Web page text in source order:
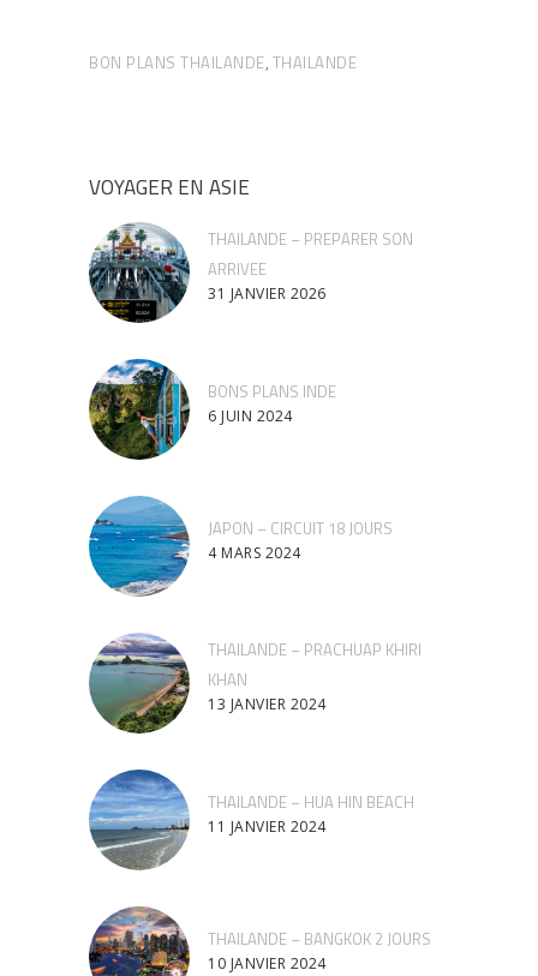
BON PLANS THAILANDE, THAILANDE
VOYAGER EN ASIE
THAILANDE – PREPARER SON
ARRIVEE
31 JANVIER 2026
BONS PLANS INDE
6 JUIN 2024
JAPON – CIRCUIT 18 JOURS
4 MARS 2024
THAILANDE – PRACHUAP KHIRI
KHAN
13 JANVIER 2024
THAILANDE – HUA HIN BEACH
11 JANVIER 2024
THAILANDE – BANGKOK 2 JOURS
10 JANVIER 2024